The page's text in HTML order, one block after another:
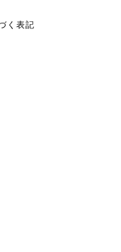
く表記